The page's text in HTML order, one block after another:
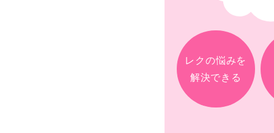
レクの悩みを
解決できる